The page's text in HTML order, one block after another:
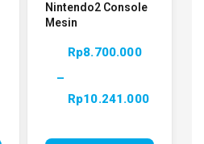
Nintendo2 Console
Mesin
Rp8.700.000
–
Rp10.241.000